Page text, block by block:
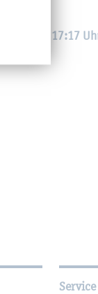
Uhr – 17:17
Service